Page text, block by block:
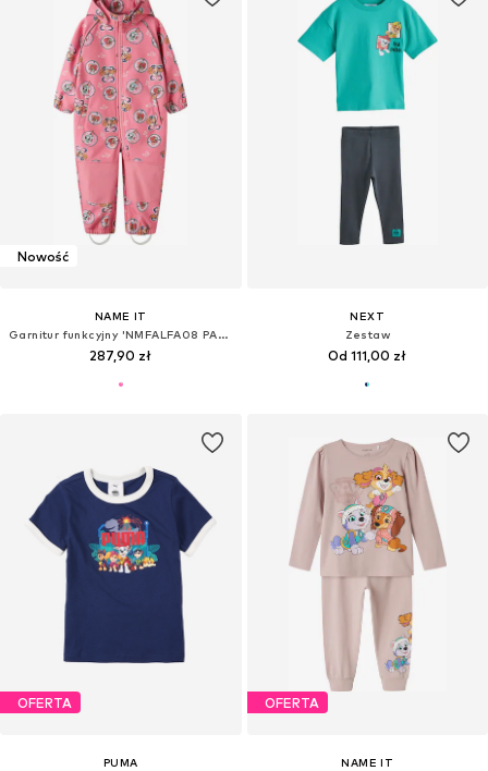
Nowość
NAME IT
Garnitur funkcyjny 'NMFALFA08 PAW'
287,90 zł
NEXT
Zestaw
Od 111,00 zł
OFERTA
PUMA
OFERTA
NAME IT